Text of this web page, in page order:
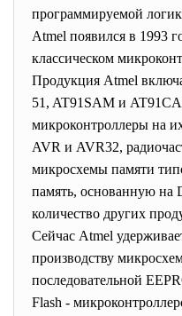
программируемой
Atmel появился в 1993
классическом
Продукция Atmel
51, AT91SAM и
микроконтроллеры на
AVR и AVR32,
микросхемы памяти
память, основанную на
количество других
Сейчас Atmel
производству
последовательной
Flash -